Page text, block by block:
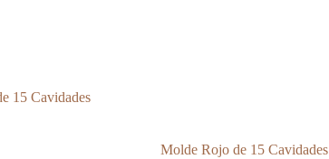
15 Cavidades
Molde Rojo de 15 Cavidades